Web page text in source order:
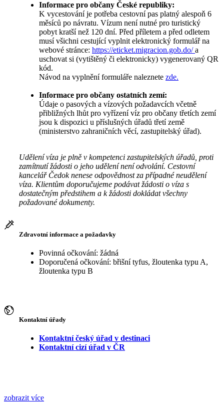
Informace pro občany České republiky:
K vycestování je potřeba cestovní pas platný alespoň 6
měsíců po návratu. Vízum není nutné pro turistický
pobyt kratší než 120 dní. Před příletem a před odletem
musí všichni cestující vyplnit elektronický formulář na
webové stránce: https://eticket.migracion.gob.do/a
uschovat si (vytištěný či elektronicky) vygenerovaný QR
kód.
Návod na vyplnění formuláře naleznete zde.
Informace pro občany ostatních zemí:
Údaje o pasových a vízových požadavcích včetně
přibližných lhůt pro vyřízení víz pro občany třetích zemí
jsou k dispozici u příslušných úřadů třetí země
(ministerstvo zahraničních věcí, zastupitelský úřad).
Udělení víza je plně v kompetenci zastupitelských úřadů, proti
zamítnutí žádosti o jeho udělení není odvolání. Cestovní
kancelář Čedok nenese odpovědnost za případné neudělení
víza. Klientům doporučujeme podávat žádosti o víza s
dostatečným předstihem a k žádosti dokládat všechny
požadované dokumenty.
Zdravotní informace a požadavky
Povinná očkování: žádná
Doporučená očkování: břišní tyfus, žloutenka typu A,
žloutenka typu B
Kontaktní úřady
Kontaktní český úřad v destinaci
Kontaktní cizí úřad v ČR
zobrazit více